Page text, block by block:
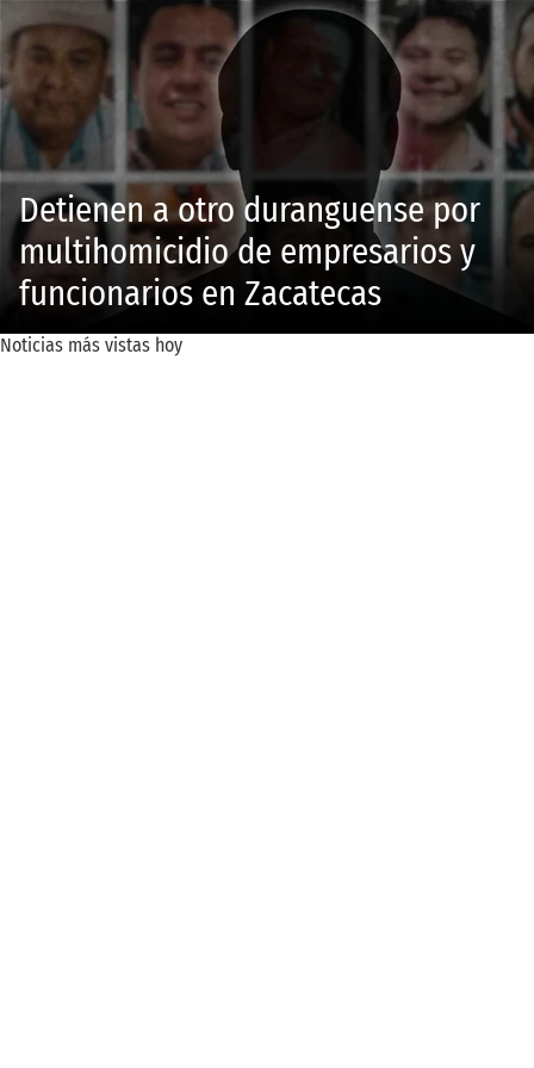
Detienen a otro duranguense por
multihomicidio de empresarios y
funcionarios en Zacatecas
Noticias más vistas hoy